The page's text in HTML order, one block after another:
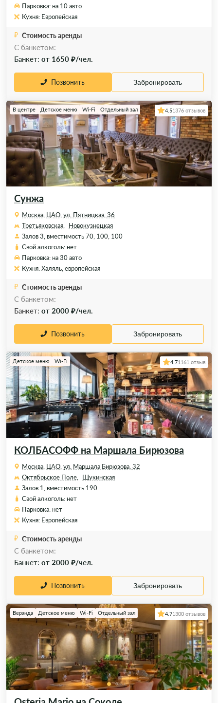
Парковка: на 10 авто
Кухня: Европейская
Стоимость аренды
C банкетом:
Банкет: от 1650 ₽/чел.
Позвонить Забронировать
Сунжа
В центре Детское меню Wi-Fi Отдельный зал 4.51376 отзывов
Москва, ЦАО, ул. Пятницкая, 36
Третьяковская,
Новокузнецкая
Залов 3, вместимость 70, 100, 100
Свой алкоголь: нет
Парковка: на 30 авто
Кухня: Халяль, европейская
Стоимость аренды
С банкетом:
Банкет: от 2000 ₽/чел.
Позвонить Забронировать
КОЛБАСОФФ на Маршала Бирюзова
Детское меню Wi-Fi 4.71161 отзыв
Москва, ЦАО, ул. Маршала Бирюзова, 32
Октябрьское Поле,
Щукинская
Залов 1, вместимость 190
Свой алкоголь: нет
Парковка: нет
Кухня: Европейская
Стоимость аренды
C банкетом:
Банкет: от 2000 ₽/чел.
Позвонить Забронировать
Веранда Детское меню Wi-Fi Отдельный зал 4.71300 отзывов